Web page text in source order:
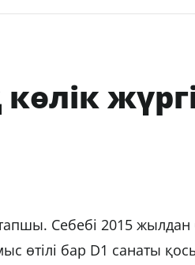
Себебі 2015
өтілі бар D1 санаты